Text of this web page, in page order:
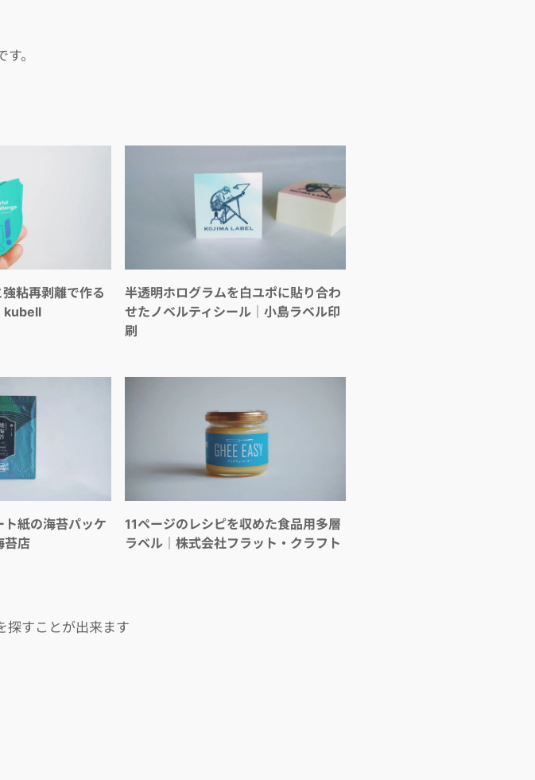
。
粘再剥離で作る
kubell
半透明ホログラムを白ユポに貼り合わ
せたノベルティシール｜小島ラベル印
刷
紙の海苔パッケ
苔店
11ページのレシピを収めた食品用多層
ラベル｜株式会社フラット・クラフト
探すことが出来ます